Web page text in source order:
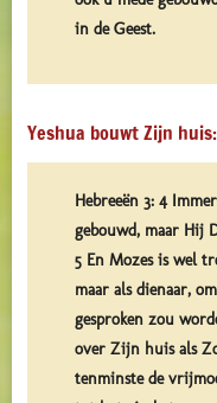
in de Geest.
Yeshua bouwt Zijn huis:
Hebreeën 3: 4
gebouwd, maar Hij
5 En Mozes is wel
maar als dienaar,
gesproken zou
over Zijn huis als
tenminste de